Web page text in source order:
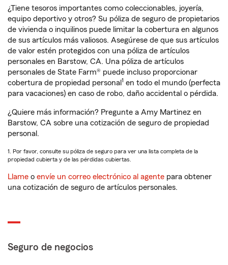
¿Tiene tesoros importantes como coleccionables, joyería,
equipo deportivo y otros? Su póliza de seguro de propietarios
de vivienda o inquilinos puede limitar la cobertura en algunos
de sus artículos más valiosos. Asegúrese de que sus artículos
de valor estén protegidos con una póliza de artículos
personales en Barstow, CA. Una póliza de artículos
personales de State Farm® puede incluso proporcionar
cobertura de propiedad personal 1 en todo el mundo (perfecta
para vacaciones) en caso de robo, daño accidental o pérdida.
¿Quiere más información? Pregunte a Amy Martinez en
Barstow, CA sobre una cotización de seguro de propiedad
personal.
1. Por favor, consulte su póliza de seguro para ver una lista completa de la
propiedad cubierta y de las pérdidas cubiertas.
Llame o envíe un correo electrónico al agente para obtener
una cotización de seguro de artículos personales.
Seguro de negocios